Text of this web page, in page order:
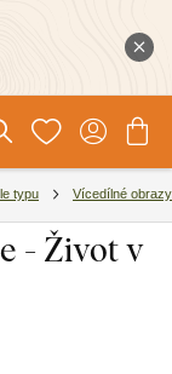
typu Vícedílné obrazy
- Život v